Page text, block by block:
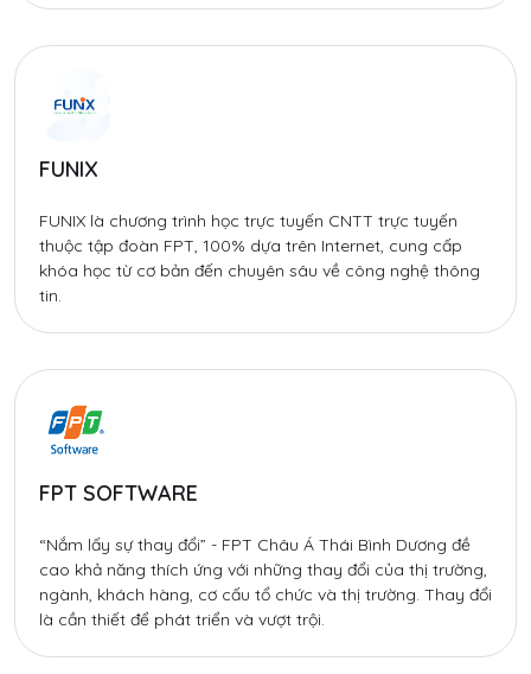
FUNIX
FUNIX là chương trình học trực tuyến CNTT trực tuyến
thuộc tập đoàn FPT, 100% dựa trên Internet, cung cấp
khóa học từ cơ bản đến chuyên sâu về công nghệ thông
tin.
FPT SOFTWARE
“Nắm lấy sự thay đổi” - FPT Châu Á Thái Bình Dương đề
cao khả năng thích ứng với những thay đổi của thị trường,
ngành, khách hàng, cơ cấu tổ chức và thị trường. Thay đổi
là cần thiết để phát triển và vượt trội.